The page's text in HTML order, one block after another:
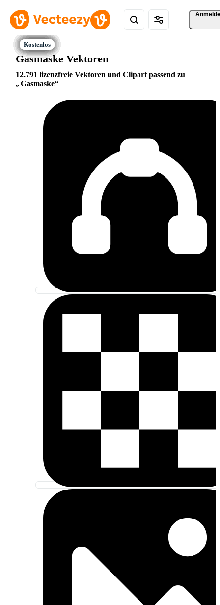
Gasmaske Vektoren
12.791 lizenzfreie Vektoren und Clipart passend zu
Gasmaske